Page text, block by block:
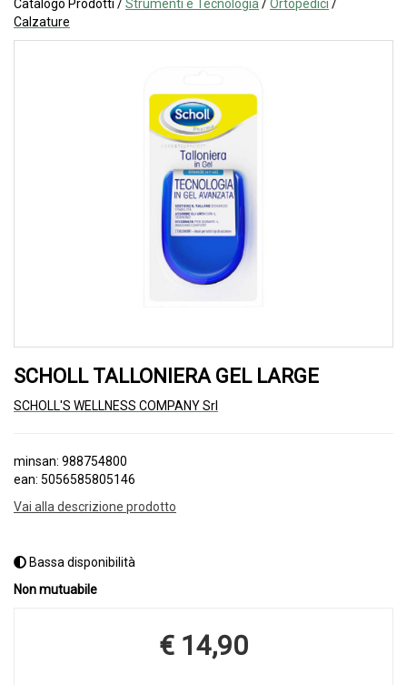
Catalogo Prodotti /Strumenti e Tecnologia /Ortopedici /
Calzature
SCHOLL TALLONIERA GEL LARGE
SCHOLL'S WELLNESS COMPANY Srl
minsan: 988754800
ean: 5056585805146
Vai alla descrizione prodotto
Bassa disponibilità
Non mutuabile
Prezzo
€ 14,90